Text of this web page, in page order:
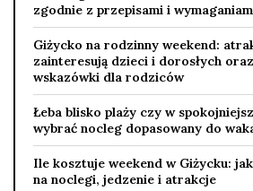
zgodnie z przepisami i
Giżycko na rodzinny weekend:
zainteresują dzieci i dorosłych
wskazówki dla rodziców
Łeba blisko plaży czy w
wybrać nocleg dopasowany do
Ile kosztuje weekend w Giżycku:
na noclegi, jedzenie i atrakcje